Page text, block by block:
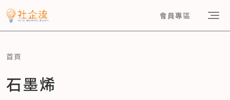
會員專區
首頁
石墨烯